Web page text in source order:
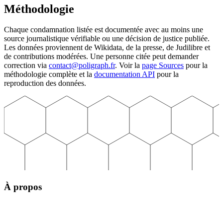
Méthodologie
Chaque condamnation listée est documentée avec au moins une
source journalistique vérifiable ou une décision de justice publiée.
Les données proviennent de Wikidata, de la presse, de Judilibre et
de contributions modérées. Une personne citée peut demander
correction via contact@poligraph.fr. Voir la page Sources pour la
méthodologie complète et la documentation API pour la
reproduction des données.
À propos